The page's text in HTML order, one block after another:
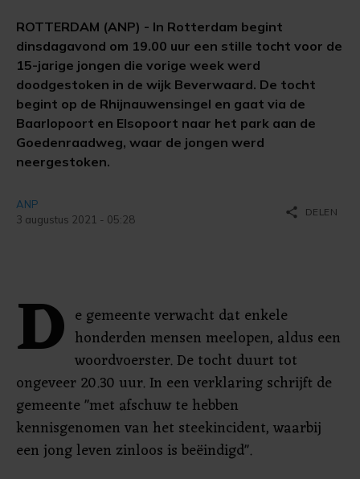
ROTTERDAM (ANP) - In Rotterdam begint
dinsdagavond om 19.00 uur een stille tocht voor de
15-jarige jongen die vorige week werd
doodgestoken in de wijk Beverwaard. De tocht
begint op de Rhijnauwensingel en gaat via de
Baarlopoort en Elsopoort naar het park aan de
Goedenraadweg, waar de jongen werd
neergestoken.
ANP
3 augustus 2021 - 05:28
share DELEN
D e gemeente verwacht dat enkele
honderden mensen meelopen, aldus een
woordvoerster. De tocht duurt tot
ongeveer 20.30 uur. In een verklaring schrijft de
gemeente "met afschuw te hebben
kennisgenomen van het steekincident, waarbij
een jong leven zinloos is beëindigd".